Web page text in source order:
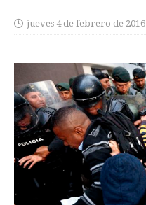
jueves 4 de febrero de 2016